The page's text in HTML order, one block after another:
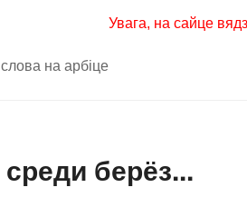
на арбіце
Увага, на сайце
берёз...